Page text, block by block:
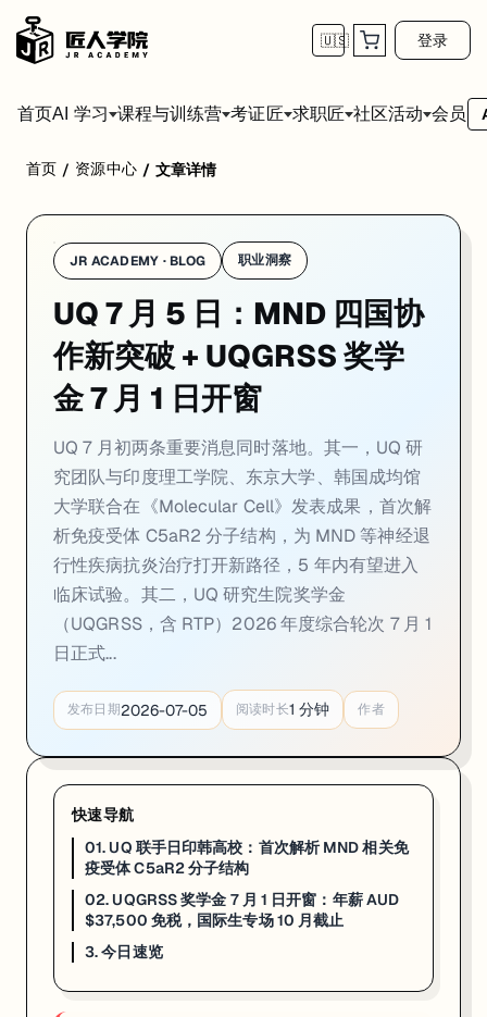
🇺🇸 登录
首页AI 学习 课程与训练营 考证匠 求职匠 社区活动 会员
学校：昆士兰大学 / University of Queensland
UQ 7 月初两条重要消息同时落地。其一，UQ 研究团队与印度理工学
01. UQ 联手日印韩高校：首次解析 MND 相关
：UQ 研究团队 7 月初在《Molecular Cell》期刊发表重磅成
UQ 研究团队 7 月初在《Molecular Cell》期刊发表重要成果：与印度
这一突破对运动神经元疾病（Motor Neurone Disease, MND）及其他
来源：
UQ News · 2026-07
02. UQGRSS 奖学金 7 月 1 日开窗：年薪
：UQ 研究生院奖学金（UQGRSS，含 Research Training
UQ 研究生院奖学金（UQGRSS，Graduate Research School
本轮申请时间节点：综合轮次（覆盖在岸国际生及国内生）7 月 1 日
来源：UQ Scholarships
3. 今日速览
01 · MND 科研突破
：UQ + IIT + 东京大学 + 成均馆大联合攻克
02 · UQGRSS 奖学金
如果你在看 UQ 的申请、奖学金或研究机会，这篇可以直接当作今天的
首页 / 资源中心 / 文章详情
JR ACADEMY · BLOG 职业洞察
UQ 7 月 5 日：MND 四国协
作新突破 + UQGRSS 奖学
金 7 月 1 日开窗
UQ 7 月初两条重要消息同时落地。其一，UQ 研
究团队与印度理工学院、东京大学、韩国成均馆
大学联合在《Molecular Cell》发表成果，首次解
析免疫受体 C5aR2 分子结构，为 MND 等神经退
行性疾病抗炎治疗打开新路径，5 年内有望进入
临床试验。其二，UQ 研究生院奖学金
（UQGRSS，含 RTP）2026 年度综合轮次 7 月 1
日正式...
发布日期2026-07-05 阅读时长1 分钟 作者
快速导航
01. UQ 联手日印韩高校：首次解析 MND 相关免
疫受体 C5aR2 分子结构
02. UQGRSS 奖学金 7 月 1 日开窗：年薪 AUD
$37,500 免税，国际生专场 10 月截止
3. 今日速览